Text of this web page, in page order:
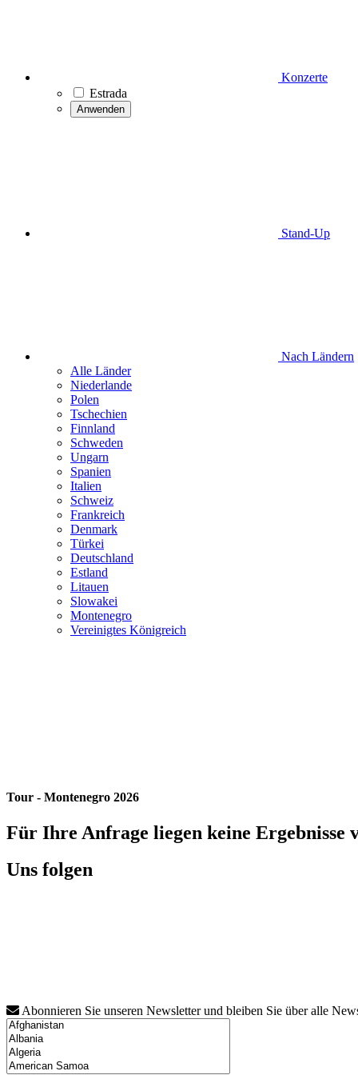
Konzerte
Estrada
Anwenden
Stand-Up
Nach Ländern
Alle Länder
Niederlande
Polen
Tschechien
Finnland
Schweden
Ungarn
Spanien
Italien
Schweiz
Frankreich
Denmark
Türkei
Deutschland
Estland
Litauen
Slowakei
Montenegro
Vereinigtes Königreich
Tour - Montenegro 2026
Für Ihre Anfrage liegen keine Ergebnisse
Uns folgen
Abonnieren Sie unseren Newsletter und bleiben Sie über alle